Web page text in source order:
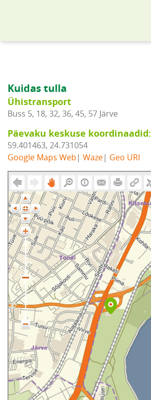
Kuidas tulla
Ühistransport
Buss 5, 18, 32, 36, 45, 57 Järve
Päevaku keskuse koordinaadid:
59.401463, 24.731054
Google Maps Web | Waze| Geo URI